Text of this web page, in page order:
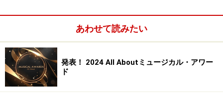
あわせて読みたい
発表！ 2024 All Aboutミュージカル・アワー
ド